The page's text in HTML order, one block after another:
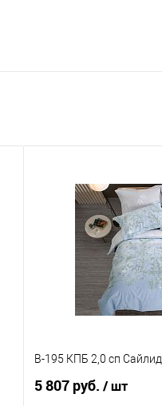
B-195 КПБ 2,0 сп Сайлид
5 807 руб. / шт